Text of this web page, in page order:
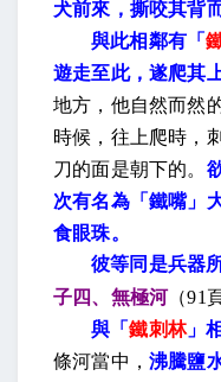
犬前來，撕咬其背
與此相鄰有「
遊走至此，遂爬其上
地方，他自然而然
時候，往上爬時，
刀的面是朝下的。
次有名為「鐵嘴」
食眼珠。
彼等同是兵器
子四、無極河（91
與「鐵刺林」
條河當中， 沸騰鹽